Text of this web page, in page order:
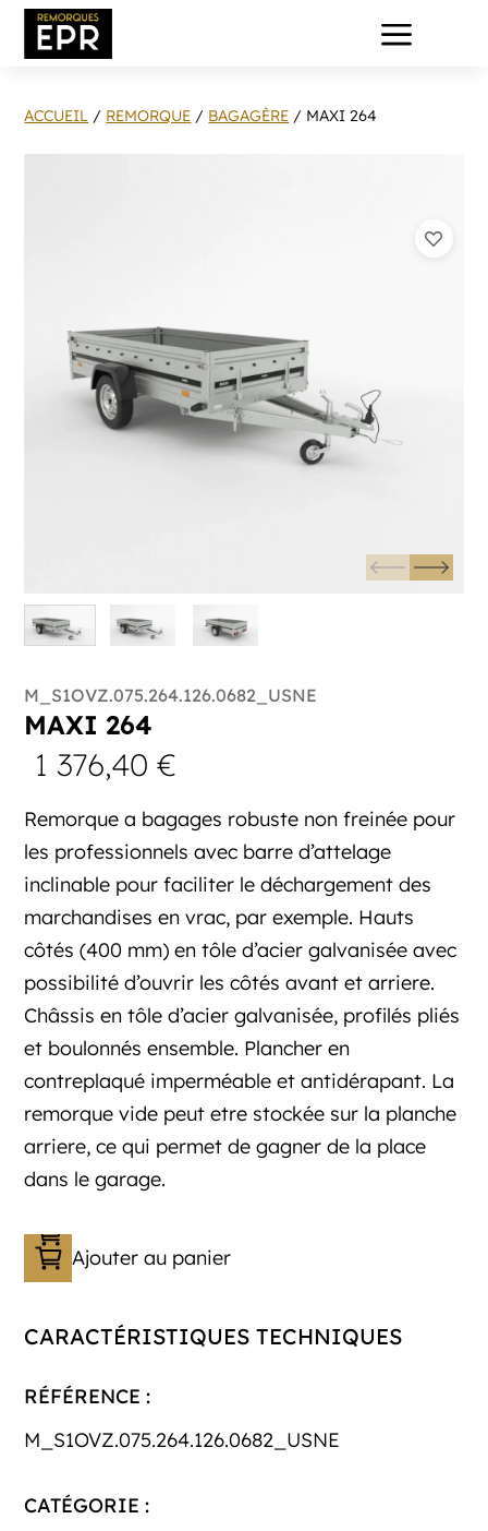
a
ACCUEIL / REMORQUE / BAGAGÈRE / MAXI 264
M_S1OVZ.075.264.126.0682_USNE
MAXI 264
1 376,40€
Remorque a bagages robuste non freinée pour
les professionnels avec barre d’attelage
inclinable pour faciliter le déchargement des
marchandises en vrac, par exemple. Hauts
côtés (400 mm) en tôle d’acier galvanisée avec
possibilité d’ouvrir les côtés avant et arriere.
Châssis en tôle d’acier galvanisée, profilés pliés
et boulonnés ensemble. Plancher en
contreplaqué imperméable et antidérapant. La
remorque vide peut etre stockée sur la planche
arriere, ce qui permet de gagner de la place
dans le garage.
Ajouter au panier
CARACTÉRISTIQUES TECHNIQUES
RÉFÉRENCE :
M_S1OVZ.075.264.126.0682_USNE
CATÉGORIE :